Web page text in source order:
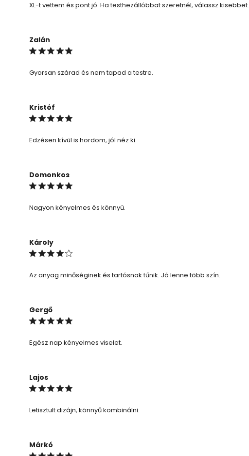
XL-t vettem és pont jó. Ha testhezállóbbat szeretnél, válassz kisebbet.
Zalán
Gyorsan szárad és nem tapad a testre.
Kristóf
Edzésen kívül is hordom, jól néz ki.
Domonkos
Nagyon kényelmes és könnyű.
Károly
Az anyag minőséginek és tartósnak tűnik. Jó lenne több szín.
Gergő
Egész nap kényelmes viselet.
Lajos
Letisztult dizájn, könnyű kombinálni.
Márkó